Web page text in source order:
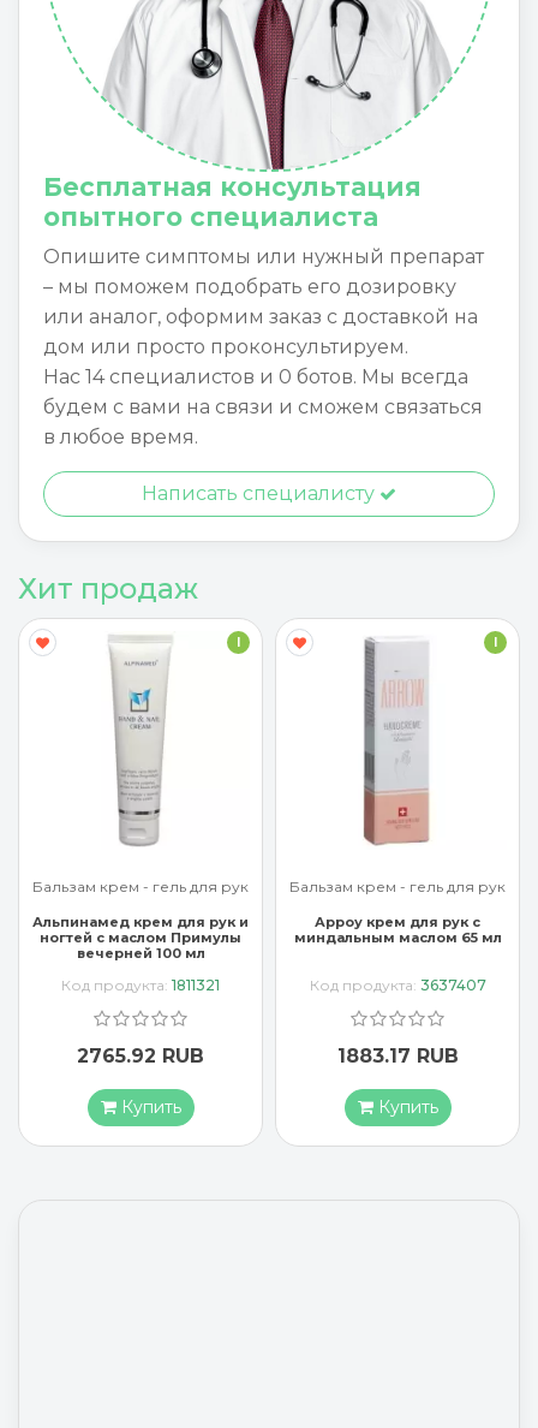
Бесплатная консультация
опытного специалиста
Опишите симптомы или нужный препарат
– мы поможем подобрать его дозировку
или аналог, оформим заказ с доставкой на
дом или просто проконсультируем.
Нас 14 специалистов и 0 ботов. Мы всегда
будем с вами на связи и сможем связаться
в любое время.
Написать специалисту
Хит продаж
Бальзам крем - гель для рук
Альпинамед крем для рук и
ногтей с маслом Примулы
вечерней 100 мл
Код продукта: 1811321
2765.92 RUB
Купить
Бальзам крем - гель для рук
Арроу крем для рук с
миндальным маслом 65 мл
Код продукта: 3637407
1883.17 RUB
Купить